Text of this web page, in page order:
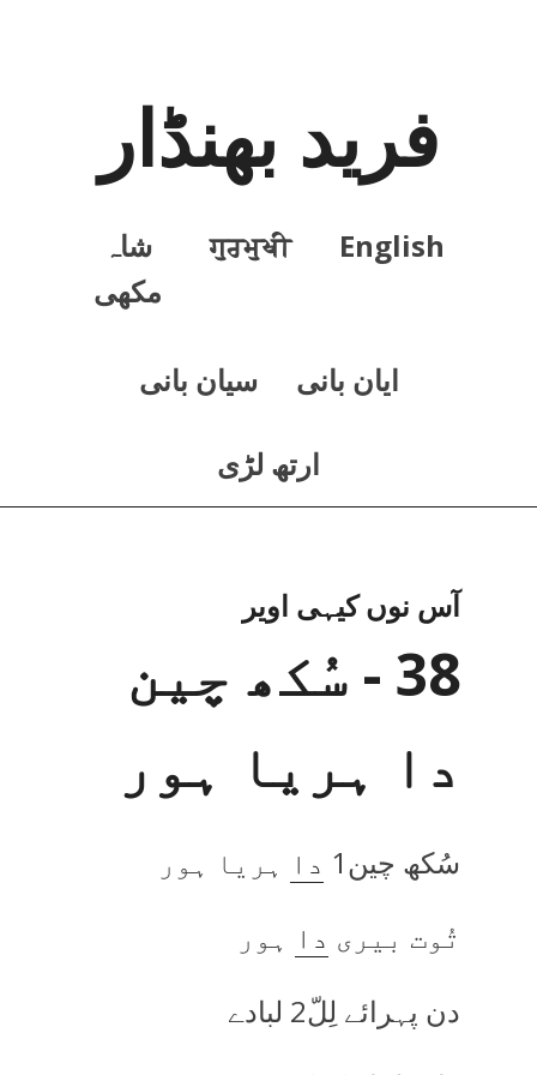
فرید بھنڈار
English
ਗੁਰਮੁਖੀ
شاہ
مکھی
ايان بانی سيان بانی
ارتھ لڑی
آس نوں کیہی اویر
38 - سُکھ چین
دا ہریا ہور
سُکھ چین1 دا ہریا ہور
تُوت بیری دا ہور
دن پہرائے لِلّ2 لبادے